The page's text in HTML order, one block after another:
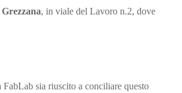
Grezzana, in viale del Lavoro n.2, dove
sia riuscito a conciliare questo